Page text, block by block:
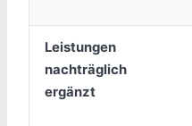
Leistungen
nachträglich
ergänzt